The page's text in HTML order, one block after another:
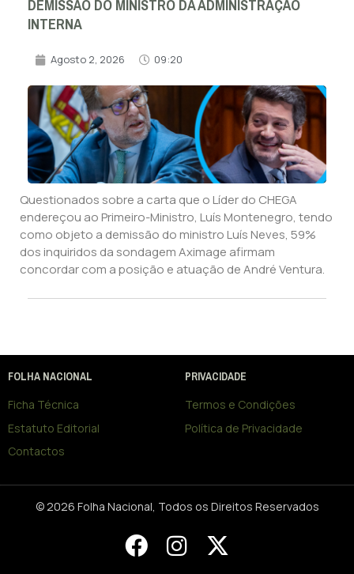
DEMISSÃO DO MINISTRO DA ADMINISTRAÇÃO
INTERNA
Agosto 2, 2026 09:20
Questionados sobre a carta que o Líder do CHEGA
endereçou ao Primeiro-Ministro, Luís Montenegro, tendo
como objeto a demissão do ministro Luís Neves, 59%
dos inquiridos da sondagem Aximage afirmam
concordar com a posição e atuação de André Ventura.
FOLHA NACIONAL
Ficha Técnica
Estatuto Editorial
Contactos
PRIVACIDADE
Termos e Condições
Política de Privacidade
© 2026 Folha Nacional, Todos os Direitos Reservados